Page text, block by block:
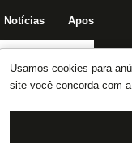
Usamos cookies para
site você concorda com a
Notícias Apostas